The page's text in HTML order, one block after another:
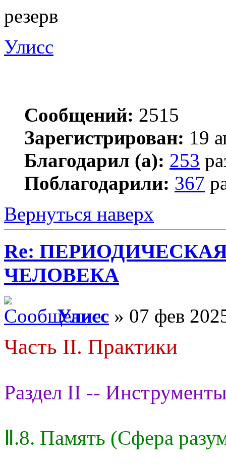
резерв
Улисс
Сообщений: 2515
Зарегистрирован: 19
Благодарил (а): 253
Поблагодарили: 367
Вернуться наверх
Re:
ЧЕЛОВЕКА
Улисс » 07 фев
Часть II. Практики
Раздел II --
Ⅱ.8. Память (Сфера